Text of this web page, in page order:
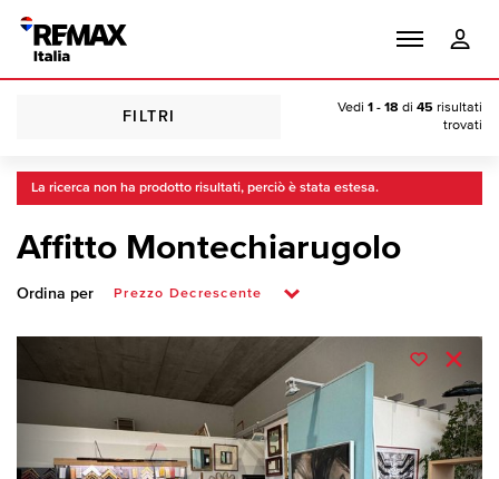
FILTRI
Vedi 1 - 18 di 45 risultati
trovati
La ricerca non ha prodotto risultati, perciò è stata estesa.
Affitto Montechiarugolo
Ordina per